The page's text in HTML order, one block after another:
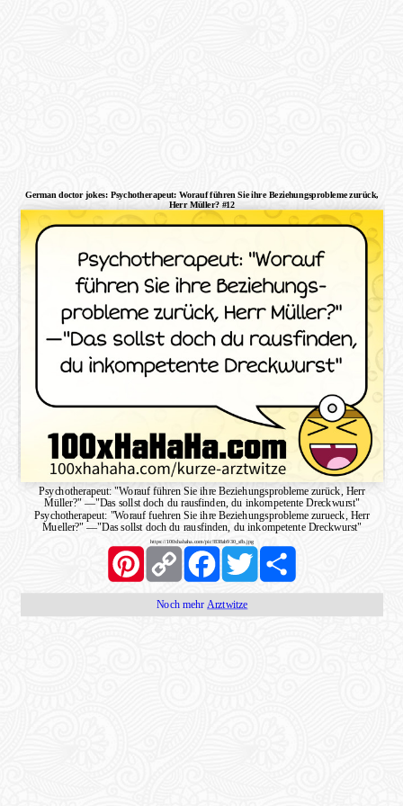
German doctor jokes: Psychotherapeut: Worauf führen Sie ihre Beziehungsprobleme zurück,
Herr Müller? #12
Psychotherapeut: "Worauf führen Sie ihre Beziehungsprobleme zurück, Herr
Müller?" —"Das sollst doch du rausfinden, du inkompetente Dreckwurst"
Psychotherapeut: "Worauf fuehren Sie ihre Beziehungsprobleme zurueck, Herr
Mueller?" —"Das sollst doch du rausfinden, du inkompetente Dreckwurst"
https://100xhahaha.com/pic!838ab930_sfb.jpg
PinterestCopy
Link
FacebookTwitter Share
Noch mehr Arztwitze